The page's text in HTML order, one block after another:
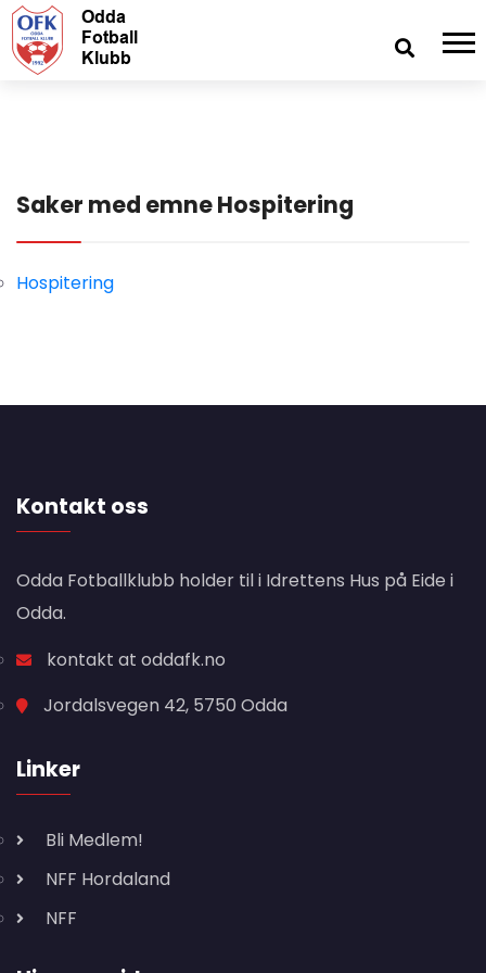
Saker med emne Hospitering
Hospitering
Kontakt oss
Odda Fotballklubb holder til i Idrettens Hus på Eide i
Odda.
kontakt at oddafk.no
Jordalsvegen 42, 5750 Odda
Linker
Bli Medlem!
NFF Hordaland
NFF